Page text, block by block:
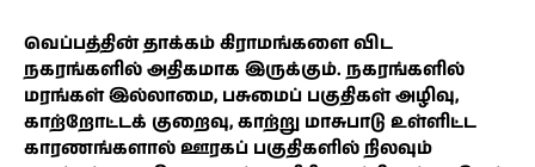
வெப்பத்தின் தாக்கம் கிராமங்களை விட
நகரங்களில் அதிகமாக இருக்கும். நகரங்களில்
மரங்கள் இல்லாமை, பசுமைப் பகுதிகள் அழிவு,
காற்றோட்டக் குறைவு, காற்று மாசுபாடு உள்ளிட்ட
காரணங்களால் ஊரகப் பகுதிகளில் நிலவும்